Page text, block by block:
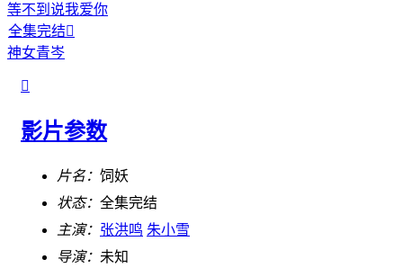
等不到说我爱你
全集完结
神女青岑

影片参数
片名： 饲妖
状态： 全集完结
主演： 张洪鸣 朱小雪
导演： 未知